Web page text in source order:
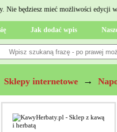
Nie będziesz mieć możliwości edycji
Jak dodać wpis
Sklepy internetowe →